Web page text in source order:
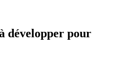
développer pour